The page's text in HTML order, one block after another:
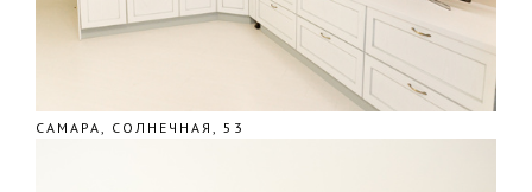
САМАРА, СОЛНЕЧНАЯ, 53